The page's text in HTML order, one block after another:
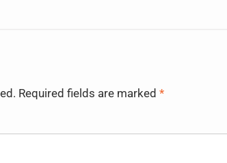
Required fields are marked *